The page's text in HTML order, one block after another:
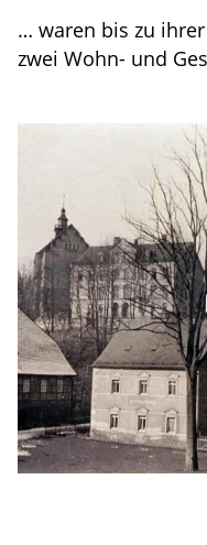
… waren bis zu
zwei Wohn- und